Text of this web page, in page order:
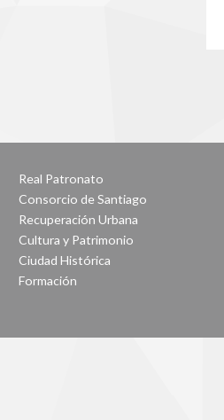
Real Patronato
Consorcio de Santiago
Recuperación Urbana
Cultura y Patrimonio
Ciudad Histórica
Formación